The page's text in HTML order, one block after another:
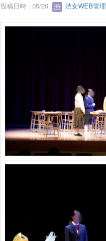
投稿日時 : 05/20 渋女WEB管理